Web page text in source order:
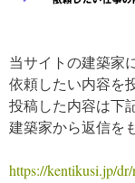
当サイトの建築家
依頼したい内容を
投稿した内容は下
建築家から返信を
https://kentikusi.jp/